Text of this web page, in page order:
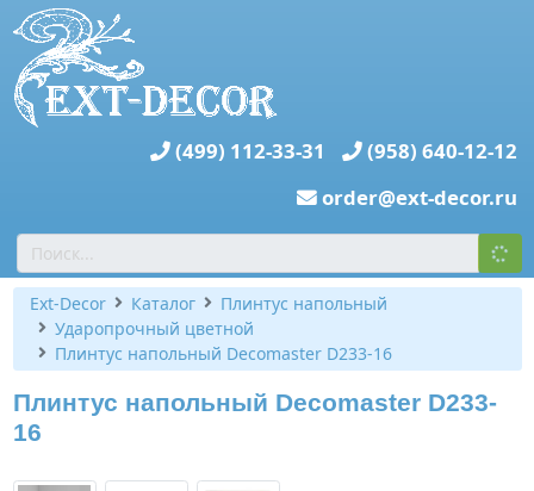
(499) 112-33-31
(958) 640-12-12
order@ext-decor.ru
Ext-Decor Каталог
Плинтус напольный
Ударопрочный цветной
Плинтус напольный Decomaster D233-16
Плинтус напольный Decomaster D233-
16